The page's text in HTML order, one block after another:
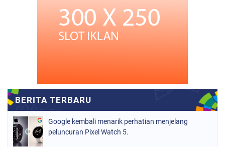
Google kembali menarik perhatian menjelang
peluncuran Pixel Watch 5.